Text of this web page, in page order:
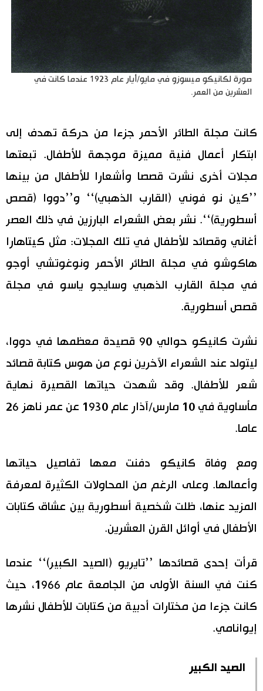
صورة لكانيكو ميسوزو في مايو/أيار عام 1923 عندما كانت في
العشرين من العمر.
كانت مجلة الطائر الأحمر جزءا من حركة تهدف إلى
ابتكار أعمال فنية مميزة موجهة للأطفال. تبعتها
مجلات أخرى نشرت قصصا وأشعارا للأطفال من بينها
’’كين نو فوني (القارب الذهبي)‘‘ و’’دووا (قصص
أسطورية)‘‘. نشر بعض الشعراء البارزين في ذلك العصر
أغاني وقصائد للأطفال في تلك المجلات: مثل كيتاهارا
هاكوشو في مجلة الطائر الأحمر ونوغوتشي أوجو
في مجلة القارب الذهبي وسايجو ياسو في مجلة
قصص أسطورية.
نشرت كانيكو حوالي 90 قصيدة معظمها في دووا،
ليتولد عند الشعراء الآخرين نوع من هوس كتابة قصائد
شعر للأطفال. وقد شهدت حياتها القصيرة نهاية
مأساوية في 10 مارس/آذار عام 1930 عن عمر ناهز 26
عاما.
ومع وفاة كانيكو دفنت معها تفاصيل حياتها
وأعمالها. وعلى الرغم من المحاولات الكثيرة لمعرفة
المزيد عنها، ظلت شخصية أسطورية بين عشاق كتابات
الأطفال في أوائل القرن العشرين.
قرأت إحدى قصائدها ’’تايريو (الصيد الكبير)‘‘ عندما
كنت في السنة الأولى من الجامعة عام 1966، حيث
كانت جزءا من مختارات أدبية من كتابات للأطفال نشرها
إيوانامي.
الصيد الكبير